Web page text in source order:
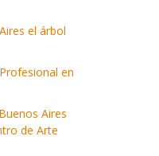
el árbol
en
Aires
de Arte